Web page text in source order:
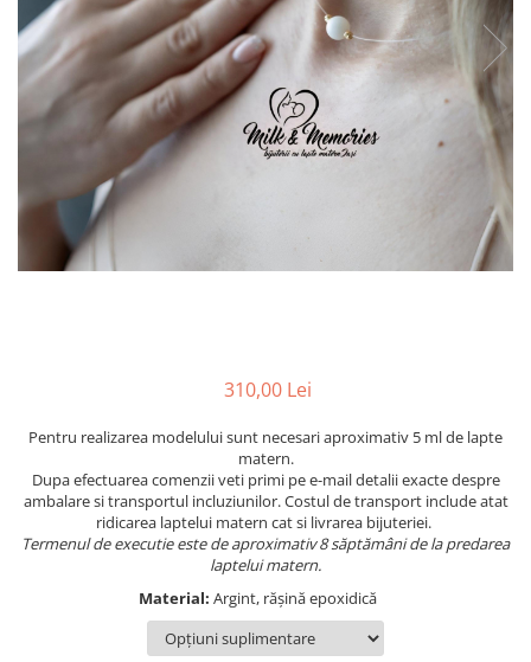
Seturi din argint
Seturi din aur
310,00 Lei
Pentru realizarea modelului sunt necesari aproximativ 5 ml de lapte
matern.
Dupa efectuarea comenzii veti primi pe e-mail detalii exacte despre
ambalare si transportul incluziunilor. Costul de transport include atat
ridicarea laptelui matern cat si livrarea bijuteriei.
Termenul de executie este de aproximativ 8 săptămâni de la predarea
laptelui matern.
Material: Argint, rășină epoxidică